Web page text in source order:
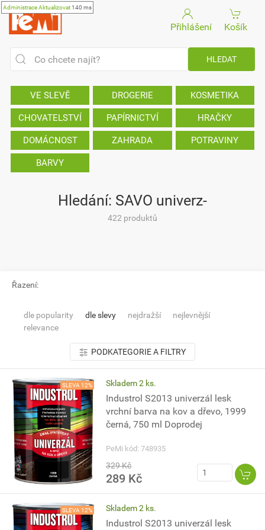
AdministraceAktualizovat140 ms
Přihlášení Košík
VE SLEVĚ DROGERIE KOSMETIKA
CHOVATELSTVÍ PAPÍRNICTVÍ HRAČKY
DOMÁCNOST ZAHRADA POTRAVINY
BARVY
Hledání: SAVO univerz-
422 produktů
Řazení:
dle popularity dle slevy nejdražší
nejlevnější
relevance
PODKATEGORIE A FILTRY
SLEVA 12% Skladem 2 ks.
Industrol S2013 univerzál lesk
vrchní barva na kov a dřevo, 1999
černá, 750 ml Doprodej
PeMi kód: 748935
329 Kč
289 Kč
SLEVA 12% Skladem 2 ks.
Industrol S2013 univerzál lesk